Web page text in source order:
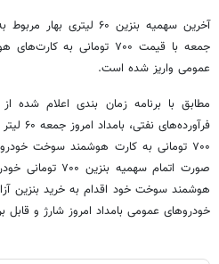
آخرین سهمیه بنزین ۶۰
جمعه با قیمت ۷۰۰ تومانی
عمومی واریز شده است.
مطابق با برنامه زمان بندی اعلام
۷۰۰ تومانی به کارت هوشمند سوخت
صورت اتمام سهمیه
هوشمند سوخت خود اقدام به خرید بنزین
خودروهای عمومی بامداد امروز شارژ و